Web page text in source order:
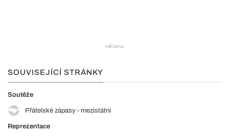
SOUVISEJÍCÍ STRÁNKY
Soutěže
Přátelské zápasy - mezistátní
Reprezentace